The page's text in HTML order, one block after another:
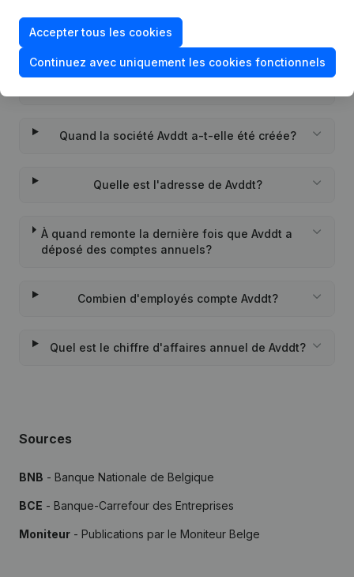
Quel est le numéro de TVA de Avddt?
Quand la société Avddt a-t-elle été créée?
Quelle est l'adresse de Avddt?
À quand remonte la dernière fois que Avddt a
déposé des comptes annuels?
Combien d'employés compte Avddt?
Quel est le chiffre d'affaires annuel de Avddt?
Sources
BNB - Banque Nationale de Belgique
BCE - Banque-Carrefour des Entreprises
Moniteur - Publications par le Moniteur Belge
Accepter tous les cookies
Continuez avec uniquement les cookies fonctionnels